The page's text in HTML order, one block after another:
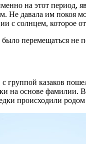
на этот период,
Не давала им покоя
с солнцем, которое
перемещаться не
группой казаков
на основе фамилии.
происходили